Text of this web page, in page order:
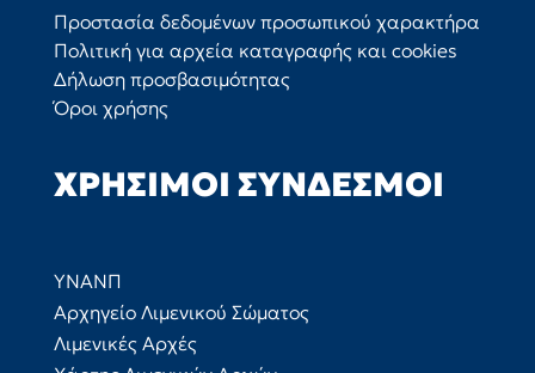
Προστασία δεδομένων προσωπικού χαρακτήρα
Πολιτική για αρχεία καταγραφής και cookies
Δήλωση προσβασιμότητας
Όροι χρήσης
ΧΡΉΣΙΜΟΙ ΣΎΝΔΕΣΜΟΙ
ΥΝΑΝΠ
Αρχηγείο Λιμενικού Σώματος
Λιμενικές Αρχές